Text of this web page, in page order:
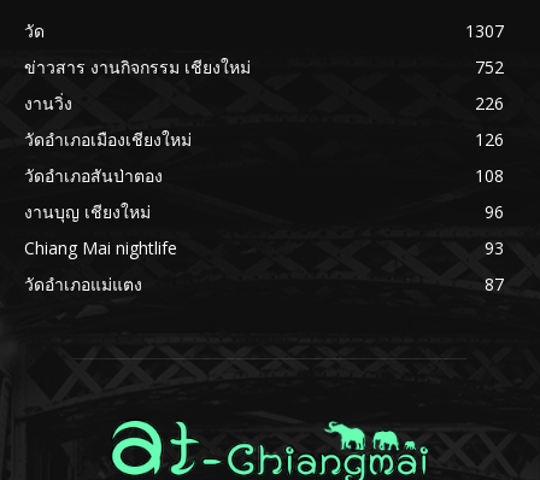
วัด
1307
ข่าวสาร งานกิจกรรม เชียงใหม่
752
งานวิ่ง
226
วัดอำเภอเมืองเชียงใหม่
126
วัดอำเภอสันป่าตอง
108
งานบุญ เชียงใหม่
96
Chiang Mai nightlife
93
วัดอำเภอแม่แตง
87